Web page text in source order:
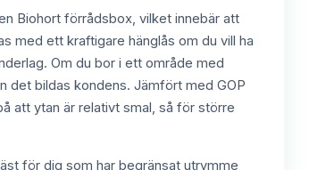
Biohort förrådsbox, vilket innebär att
med ett kraftigare hänglås om du vill ha
Om du bor i ett område med
det bildas kondens. Jämfört med GOP
att ytan är relativt smal, så för större
för dig som har begränsat utrymme